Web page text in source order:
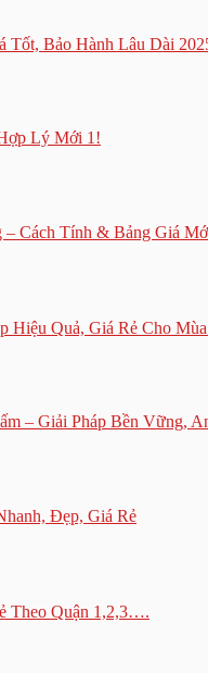
Bảo Hành Lâu Dài
Lý Mới 1!
– Cách Tính & Bảng Giá
Hiệu Quả, Giá Rẻ Cho
– Giải Pháp Bền Vững,
Đẹp, Giá Rẻ
Theo Quận 1,2,3….